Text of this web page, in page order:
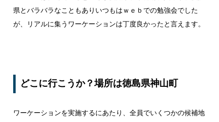
県とバラバラなこともありいつもはｗｅｂでの勉強会でした
が、リアルに集うワーケーションは丁度良かったと言えます。
どこに行こうか？場所は徳島県神山町
ワーケーションを実施するにあたり、全員でいくつかの候補地